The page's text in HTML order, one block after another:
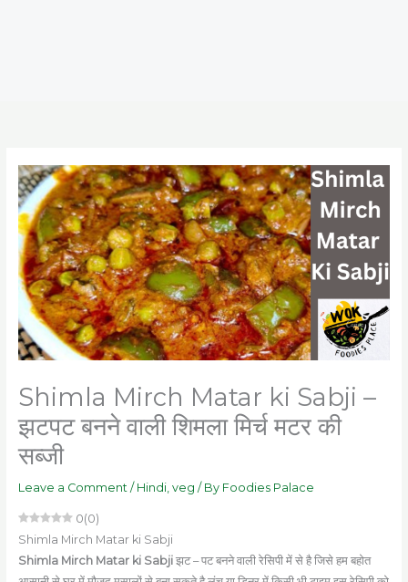
Shimla Mirch Matar ki Sabji –
झटपट बनने वाली शिमला मिर्च मटर की
सब्जी
Leave a Comment / Hindi, veg / By Foodies Palace
0(0)
Shimla Mirch Matar ki Sabji
Shimla Mirch Matar ki Sabji झट – पट बनने वाली रेसिपी में से है जिसे हम बहोत